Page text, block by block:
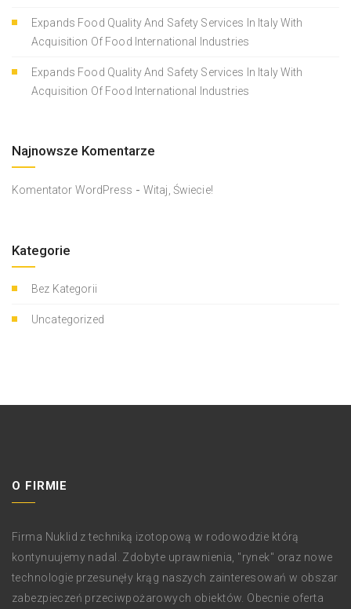
Expands Food Quality And Safety Services In Italy With
Acquisition Of Food International Industries
Expands Food Quality And Safety Services In Italy With
Acquisition Of Food International Industries
Najnowsze Komentarze
Komentator WordPress - Witaj, Świecie!
Kategorie
Bez Kategorii
Uncategorized
O FIRMIE
Firma Nuklid z techniką izotopową w rodowodzie którą
kontynuujemy nadal. Zdobyte uprawnienia, "rynek" oraz nowe
technologie przesunęły krąg naszych zainteresowań w obszar
zabezpieczeń przeciwpożarowych obiektów. Obecnie oferta